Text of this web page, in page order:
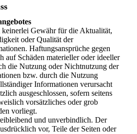
Gewähr für die Aktualität,
oder Qualität der
Haftungsansprüche gegen
auf Schäden materieller oder ideeller
die Nutzung oder Nichtnutzung der
bzw. durch die Nutzung
Informationen verursacht
ausgeschlossen, sofern seitens
vorsätzliches oder grob
vorliegt.
und unverbindlich. Der
vor, Teile der Seiten oder